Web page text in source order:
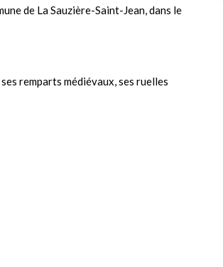
de La Sauzière-Saint-Jean, dans le
remparts médiévaux, ses ruelles